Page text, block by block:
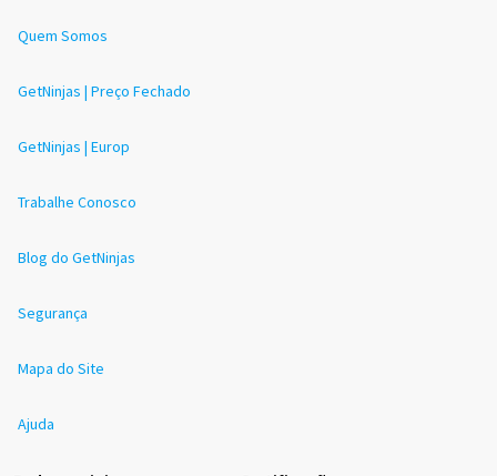
Quem Somos
GetNinjas | Preço Fechado
GetNinjas | Europ
Trabalhe Conosco
Blog do GetNinjas
Segurança
Mapa do Site
Ajuda